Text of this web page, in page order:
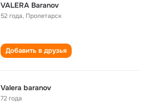
VALERA Baranov
52 года, Пролетарск
Добавить в друзья
Valera baranov
72 года